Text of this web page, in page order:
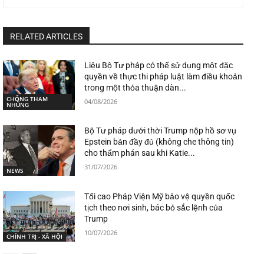
RELATED ARTICLES
CHỐNG THAM
NHŨNG
Liệu Bộ Tư pháp có thể sử dụng một đặc
quyền về thực thi pháp luật làm điều khoản
trong một thỏa thuận dàn...
04/08/2026
NEWS
Bộ Tư pháp dưới thời Trump nộp hồ sơ vụ
Epstein bản đầy đủ (không che thông tin)
cho thẩm phán sau khi Katie...
31/07/2026
CHÍNH TRỊ - XÃ HỘI
Tối cao Pháp Viện Mỹ bảo vệ quyền quốc
tịch theo nơi sinh, bác bỏ sắc lệnh của
Trump
10/07/2026